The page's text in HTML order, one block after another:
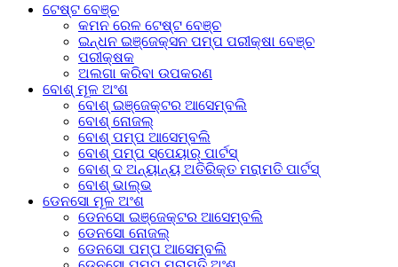
ଟେଷ୍ଟ ବେଞ୍ଚ
କମନ ରେଳ ଟେଷ୍ଟ ବେଞ୍ଚ
ଇନ୍ଧନ ଇଞ୍ଜେକ୍ସନ ପମ୍ପ ପରୀକ୍ଷା ବେଞ୍ଚ
ପରୀକ୍ଷକ
ଅଲଗା କରିବା ଉପକରଣ
ବୋଶ୍ ମୂଳ ଅଂଶ
ବୋଶ୍ ଇଞ୍ଜେକ୍ଟର ଆସେମ୍ବଲି
ବୋଶ୍ ନୋଜଲ୍
ବୋଶ୍ ପମ୍ପ ଆସେମ୍ବଲି
ବୋଶ୍ ପମ୍ପ ସ୍ପେୟାର୍ ପାର୍ଟସ୍
ବୋଶ୍ ଦ ଅନ୍ୟାନ୍ୟ ଅତିରିକ୍ତ ମରାମତି ପାର୍ଟସ୍
ବୋଶ୍ ଭାଲ୍ଭ
ଡେନସୋ ମୂଳ ଅଂଶ
ଡେନସୋ ଇଞ୍ଜେକ୍ଟର ଆସେମ୍ବଲି
ଡେନସୋ ନୋଜଲ୍
ଡେନସୋ ପମ୍ପ ଆସେମ୍ବଲି